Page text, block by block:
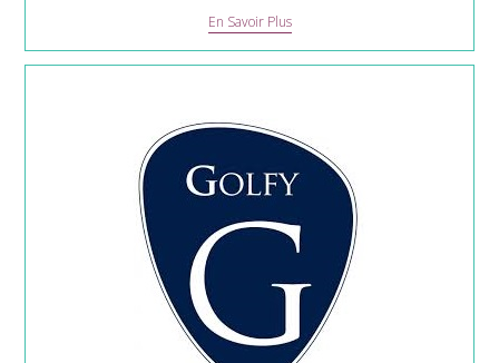
En Savoir PlusMega
Promos
CSE